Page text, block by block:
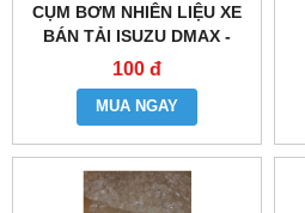
CỤM BƠM NHIÊN LIỆU XE
BÁN TẢI ISUZU DMAX -
4JJ1
100 đ
MUA NGAY